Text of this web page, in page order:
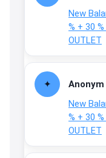
New
% + 30
OUTLET
Anonym
New
% + 30
OUTLET
Text
↩
Joachim
Gratis
Ration